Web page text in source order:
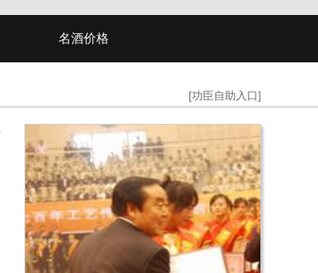
名酒价格
[功臣自助入口]